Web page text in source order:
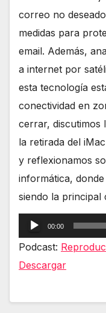
correo no
medidas para
email. Además,
a internet por
esta tecnología
conectividad en
cerrar, discutimos
la retirada del
y reflexionamos
informática,
siendo la principal
Reproductor
de
audio
00:00
Podcast:
Descargar